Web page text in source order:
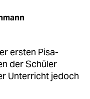
ersten Pisa-
der Schüler
Unterricht jedoch